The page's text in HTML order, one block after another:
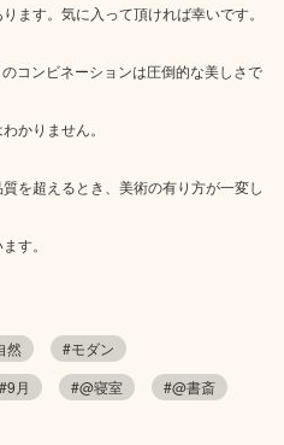
ます。気に入って頂ければ幸いです。
コンビネーションは圧倒的な美しさで
かりません。
を超えるとき、美術の有り方が一変し
す。
然
#モダン
#9月 #@寝室
#@書斎